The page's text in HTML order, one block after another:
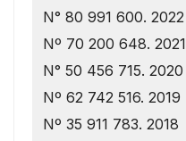
N° 80 991 600. 2022
Nº 70 200 648. 2021
N° 50 456 715. 2020
Nº 62 742 516. 2019
Nº 35 911 783. 2018